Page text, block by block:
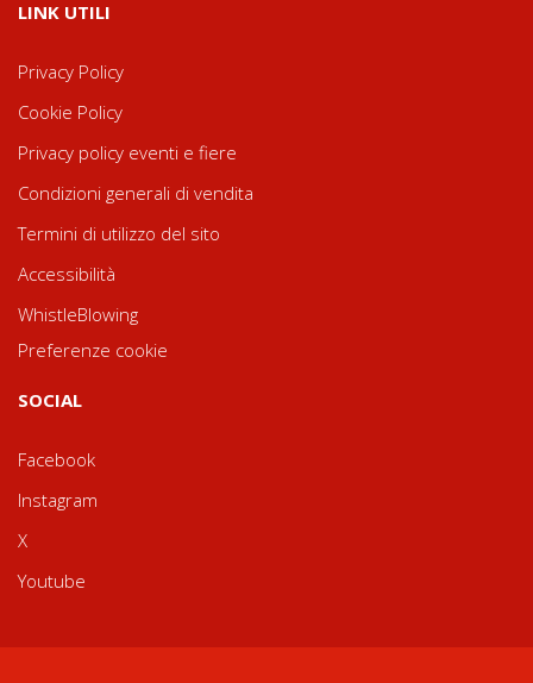
LINK UTILI
Privacy Policy
Cookie Policy
Privacy policy eventi e fiere
Condizioni generali di vendita
Termini di utilizzo del sito
Accessibilità
WhistleBlowing
Preferenze cookie
SOCIAL
Facebook
Instagram
X
Youtube